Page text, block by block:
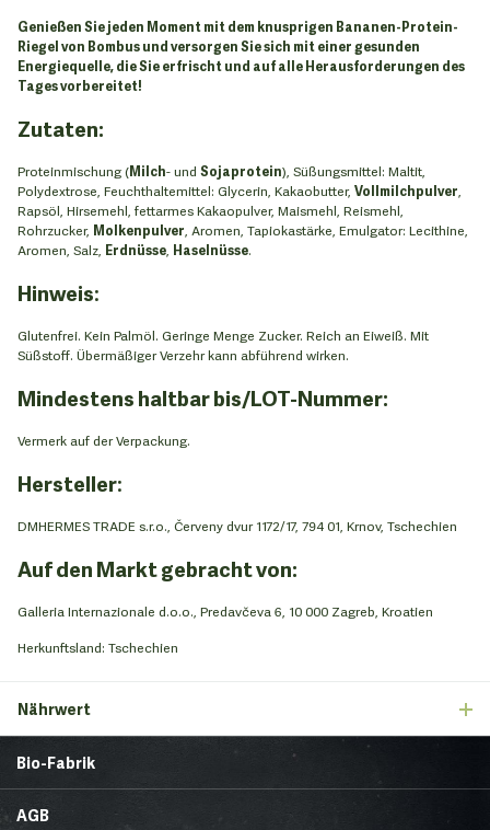
Genießen Sie jeden Moment mit dem knusprigen Bananen-Protein-
Riegel von Bombus und versorgen Sie sich mit einer gesunden
Energiequelle, die Sie erfrischt und auf alle Herausforderungen des
Tages vorbereitet!
Zutaten:
Proteinmischung (Milch- und Sojaprotein), Süßungsmittel: Maltit,
Polydextrose, Feuchthaltemittel: Glycerin, Kakaobutter, Vollmilchpulver
Rapsöl, Hirsemehl, fettarmes Kakaopulver, Maismehl, Reismehl,
Rohrzucker, Molkenpulver , Aromen, Tapiokastärke, Emulgator: Lecithine,
Aromen, Salz, Erdnüsse Haselnüsse.
Hinweis:
Glutenfrei. Kein Palmöl. Geringe Menge Zucker. Reich an Eiweiß. Mit
Süßstoff. Übermäßiger Verzehr kann abführend wirken.
Mindestens haltbar bis/LOT-Nummer:
Vermerk auf der Verpackung.
Hersteller:
DMHERMES TRADE s.r.o., Červeny dvur 1172/17, 794 01, Krnov, Tschechien
Auf den Markt gebracht von:
Galleria Internazionale d.o.o., Predavčeva 6, 10 000 Zagreb, Kroatien
Herkunftsland: Tschechien
Nährwert
Bio-Fabrik
AGB